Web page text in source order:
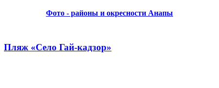
Фото - районы и окресности Анапы
Пляж «Село Гай-кадзор»